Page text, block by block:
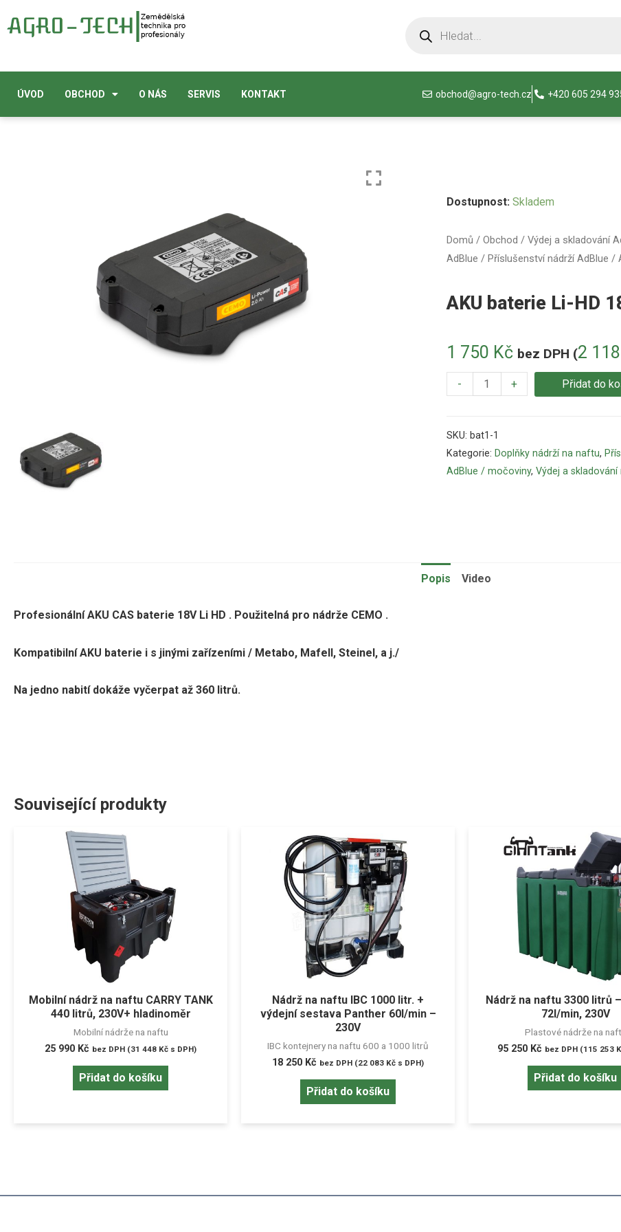
ÚVOD OBCHOD O NÁS SERVIS KONTAKT obchod@agro-tech.cz +420 605 294
Domů / Obchod / Výdej a skladování
AdBlue / Příslušenství nádrží AdBlue /
AKU baterie Li-HD
1 750 Kč bez DPH (2 118
Dostupnost: Skladem
- + Přidat do
SKU: bat1-1
Kategorie: Doplňky nádrží na naftu,
AdBlue / močoviny, Výdej a
Popis Video
Profesionální AKU CAS baterie 18V Li HD . Použitelná pro nádrže CEMO .
Kompatibilní AKU baterie i s jinými zařízeními / Metabo, Mafell, Steinel, a j./
Na jedno nabití dokáže vyčerpat až 360 litrů.
Související produkty
Mobilní nádrž na naftu CARRY TANK
440 litrů, 230V+ hladinoměr
Mobilní nádrže na naftu
25 990 Kč bez DPH (31 448 Kč s DPH)
Přidat do košíku
Nádrž na naftu IBC 1000 litr. +
výdejní sestava Panther 60l/min –
230V
IBC kontejnery na naftu 600 a 1000 litrů
18 250 Kč bez DPH (22 083 Kč s DPH)
Přidat do košíku
Nádrž na naftu 3300 litrů
72l/min, 230V
Plastové nádrže na
95 250 Kč bez DPH (115 253
Přidat do košíku